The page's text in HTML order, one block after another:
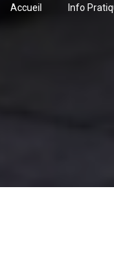
Accueil Info